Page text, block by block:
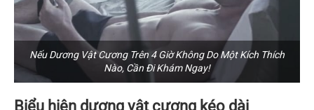
Nếu Dương Vật Cương Trên 4 Giờ Không Do Một Kích Thích
Nào, Cần Đi Khám Ngay!
Biểu hiện dương vật cương kéo dài